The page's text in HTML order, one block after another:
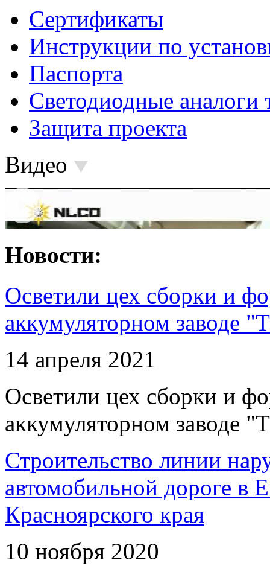
Сертификаты
Инструкции по
Паспорта
Светодиодные аналоги
Защита проекта
Видео
Новости:
Осветили цех сборки и
аккумуляторном заводе
14 апреля 2021
Осветили цех сборки и
аккумуляторном заводе
Строительство линии
автомобильной дороге в
Красноярского края
10 ноября 2020